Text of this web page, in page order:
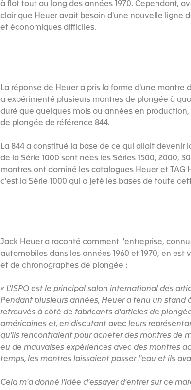
à flot tout au long des années 1970. Cependant,
clair que Heuer avait besoin d'une nouvelle ligne
et économiques difficiles.
La réponse de Heuer a pris la forme d'une
a expérimenté plusieurs montres de plongée à
duré que quelques mois ou années en
de plongée de référence 844.
La 844 a constitué la base de ce qui allait devenir
de la Série 1000 sont nées les Séries 1500, 2000,
montres ont dominé les catalogues Heuer et TAG
c'est la Série 1000 qui a jeté les bases de toute
Jack Heuer a raconté comment l'entreprise,
automobiles dans les années 1960 et 1970, en
et de chronographes de plongée :
« L'ISPO est le principal salon international des
Pendant plusieurs années, Heuer a tenu un stand
retrouvés à côté de fabricants d'articles de
américaines et, en discutant avec leurs
qu'ils rencontraient pour acheter des montres de
eu de mauvaises expériences avec des montres
temps, les montres laissaient passer l'eau et ils
Cela m'a donné l'idée d'essayer d'entrer sur ce